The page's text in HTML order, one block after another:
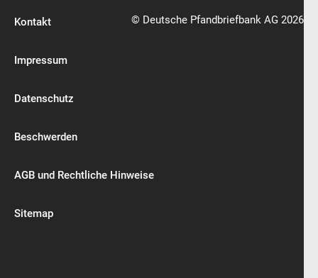
Kontakt
Impressum
Datenschutz
Beschwerden
AGB und Rechtliche Hinweise
Sitemap
© Deutsche Pfandbriefbank AG 2026